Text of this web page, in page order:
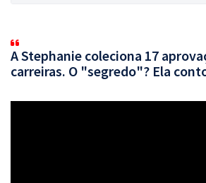
A Stephanie coleciona 17
carreiras. O "segredo"? Ela